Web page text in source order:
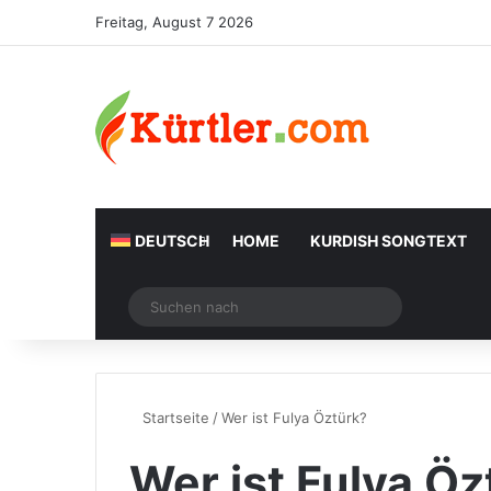
Freitag, August 7 2026
DEUTSCH HOME KURDISH SONGTEXT
Zufälliger Artikel
nach
Startseite /Wer ist Fulya Öztürk?